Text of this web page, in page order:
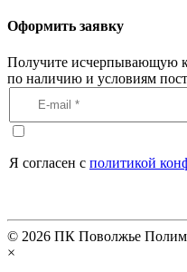
Оформить заявку
Получите исчерпывающую
по наличию и условиям
Я согласен с политикой
© 2026 ПК Поволжье
×